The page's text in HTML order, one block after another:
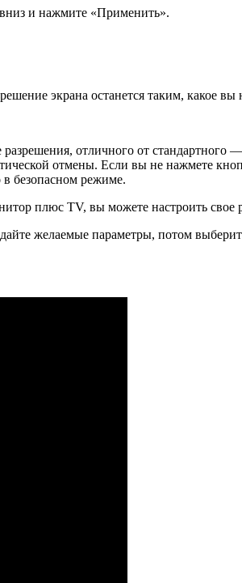
и нажмите «Применить».
экрана останется таким, какое вы
отличного от
отмены. Если вы не нажмете
в безопасном режиме.
плюс TV, вы можете настроить свое
желаемые параметры, потом